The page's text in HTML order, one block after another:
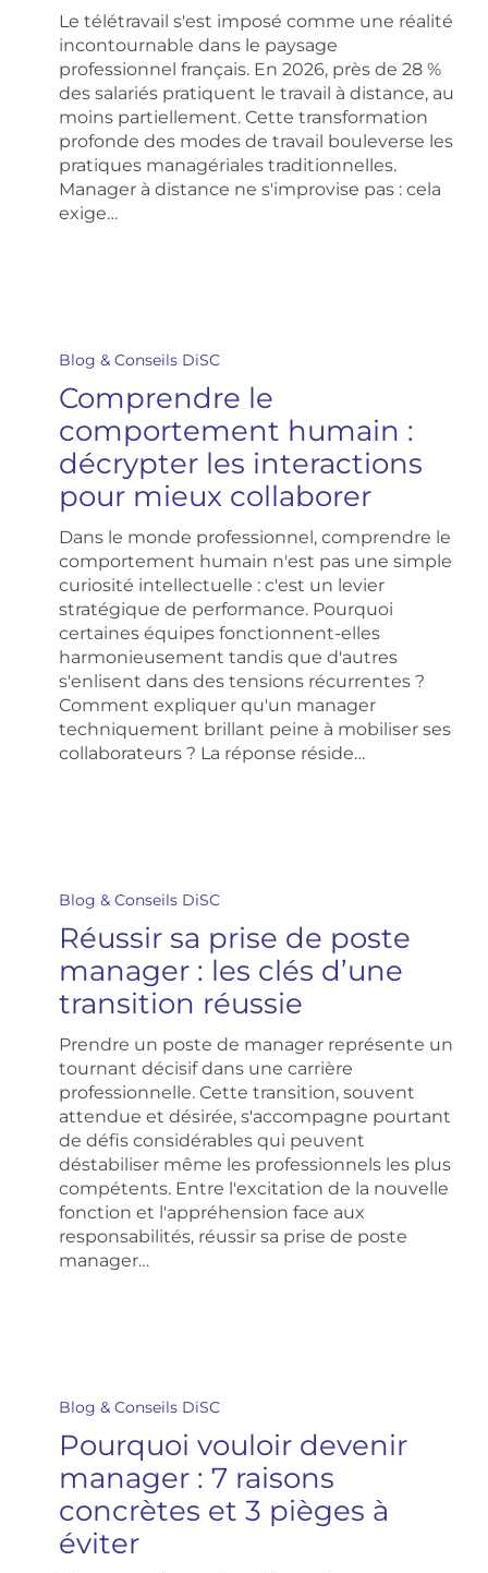
2026
Le télétravail s'est imposé comme une réalité
incontournable dans le paysage
professionnel français. En 2026, près de 28 %
des salariés pratiquent le travail à distance, au
moins partiellement. Cette transformation
profonde des modes de travail bouleverse les
pratiques managériales traditionnelles.
Manager à distance ne s'improvise pas : cela
exige…
comportement
humain
décrypter
les
interactions
pour
mieux
collaborer
Blog & Conseils DiSC
Comprendre le
comportement humain :
décrypter les interactions
pour mieux collaborer
Dans le monde professionnel, comprendre le
comportement humain n'est pas une simple
curiosité intellectuelle : c'est un levier
stratégique de performance. Pourquoi
certaines équipes fonctionnent-elles
harmonieusement tandis que d'autres
s'enlisent dans des tensions récurrentes ?
Comment expliquer qu'un manager
techniquement brillant peine à mobiliser ses
collaborateurs ? La réponse réside…
prise
de
manager
:
clés
d’une
transition
réussie
Blog & Conseils DiSC
Réussir sa prise de poste
manager : les clés d’une
transition réussie
Prendre un poste de manager représente un
tournant décisif dans une carrière
professionnelle. Cette transition, souvent
attendue et désirée, s'accompagne pourtant
de défis considérables qui peuvent
déstabiliser même les professionnels les plus
compétents. Entre l'excitation de la nouvelle
fonction et l'appréhension face aux
responsabilités, réussir sa prise de poste
manager…
devenir
manager
7
raisons
concrètes
et
Blog & Conseils DiSC
Pourquoi vouloir devenir
manager : 7 raisons
concrètes et 3 pièges à
éviter